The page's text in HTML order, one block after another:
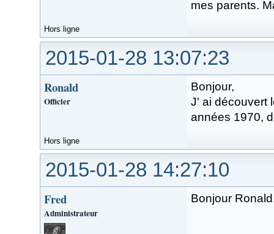
mes parents.
Hors ligne
2015-01-28 13:07:23
Ronald
Officier
Bonjour,
J' ai découvert
années 1970,
Hors ligne
2015-01-28 14:27:10
Fred
Administrateur
Bonjour